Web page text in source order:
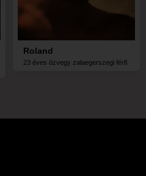
Roland
23 éves özvegy zalaegerszegi férfi